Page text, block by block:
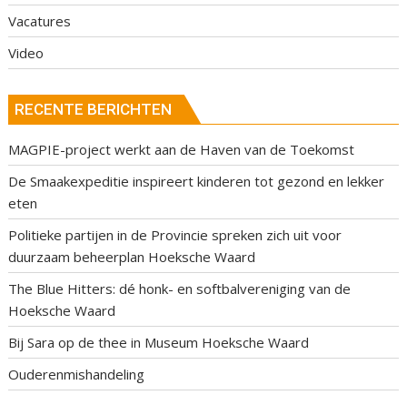
Vacatures
Video
RECENTE BERICHTEN
MAGPIE-project werkt aan de Haven van de Toekomst
De Smaakexpeditie inspireert kinderen tot gezond en lekker
eten
Politieke partijen in de Provincie spreken zich uit voor
duurzaam beheerplan Hoeksche Waard
The Blue Hitters: dé honk- en softbalvereniging van de
Hoeksche Waard
Bij Sara op de thee in Museum Hoeksche Waard
Ouderenmishandeling